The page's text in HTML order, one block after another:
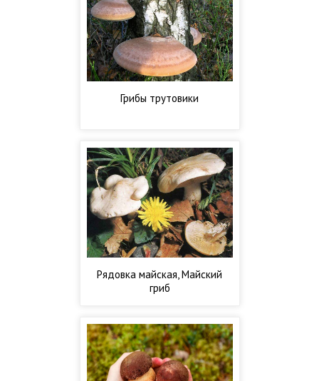
Грибы трутовики
Рядовка майская, Майский
гриб